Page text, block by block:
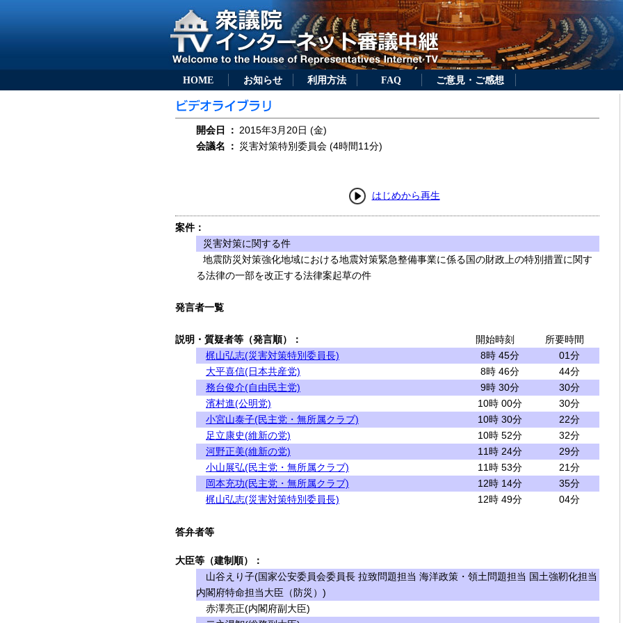
HOME お知らせ 利用方法 FAQ ご意見・ご感想
開会日 ： 2015年3月20日 (金)
会議名
： 災害対策特別委員会 (4時間11分)
はじめから再生
案件：
災害対策に関する件
地震防災対策強化地域における地震対策緊急整備事業に係る国の財政上の特別措置に関す
る法律の一部を改正する法律案起草の件
発言者一覧
説明・質疑者等（発言順）： 開始時刻
所要時間
梶山弘志(災害対策特別委員長)
8時 45分
01分
大平喜信(日本共産党)
8時 46分
44分
務台俊介(自由民主党)
9時 30分
30分
濱村進(公明党)
10時 00分
30分
小宮山泰子(民主党・無所属クラブ)
10時 30分
22分
足立康史(維新の党)
10時 52分
32分
河野正美(維新の党)
11時 24分
29分
小山展弘(民主党・無所属クラブ)
11時 53分
21分
岡本充功(民主党・無所属クラブ)
12時 14分
35分
梶山弘志(災害対策特別委員長)
12時 49分 04分
答弁者等
大臣等（建制順）：
山谷えり子(国家公安委員会委員長 拉致問題担当 海洋政策・領土問題担当 国土強靭化担当
内閣府特命担当大臣（防災）)
赤澤亮正(内閣府副大臣)